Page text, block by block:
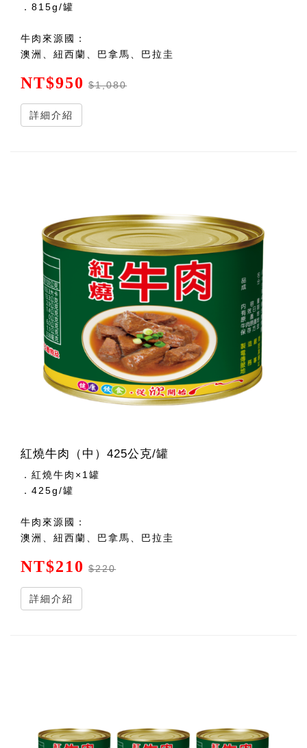
．815g/罐
牛肉來源國：
澳洲、紐西蘭、巴拿馬、巴拉圭
NT$950 $1,080
詳細介紹
紅燒牛肉（中）425公克/罐
．紅燒牛肉×1罐
．425g/罐
牛肉來源國：
澳洲、紐西蘭、巴拿馬、巴拉圭
NT$210 $220
詳細介紹